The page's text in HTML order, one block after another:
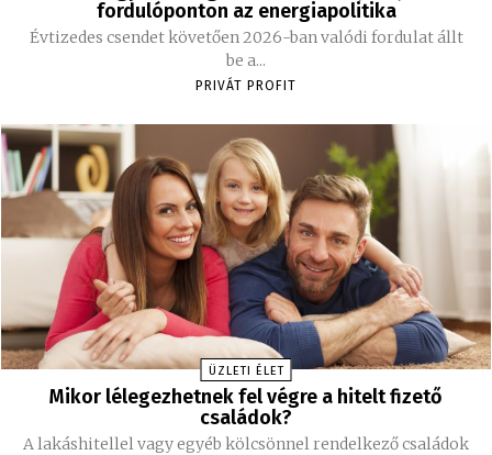
fordulóponton az energiapolitika
Évtizedes csendet követően 2026-ban valódi fordulat állt
be a...
PRIVÁT PROFIT
ÜZLETI ÉLET
Mikor lélegezhetnek fel végre a hitelt fizető
családok?
A lakáshitellel vagy egyéb kölcsönnel rendelkező családok